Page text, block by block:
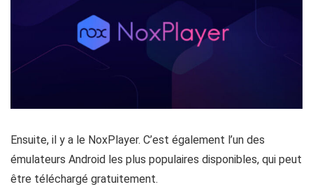
Ensuite, il y a le NoxPlayer. C’est également l’un des
émulateurs Android les plus populaires disponibles, qui peut
être téléchargé gratuitement.